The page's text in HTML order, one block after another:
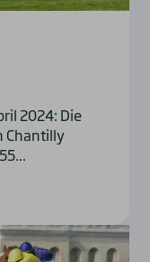
2024: Die
Chantilly